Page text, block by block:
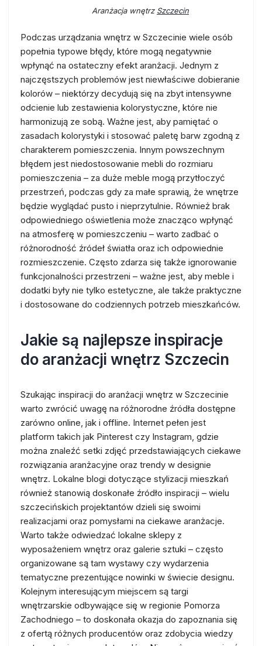
Aranżacja wnętrz Szczecin
Podczas urządzania wnętrz w Szczecinie wiele osób
popełnia typowe błędy, które mogą negatywnie
wpłynąć na ostateczny efekt aranżacji. Jednym z
najczęstszych problemów jest niewłaściwe dobieranie
kolorów – niektórzy decydują się na zbyt intensywne
odcienie lub zestawienia kolorystyczne, które nie
harmonizują ze sobą. Ważne jest, aby pamiętać o
zasadach kolorystyki i stosować paletę barw zgodną z
charakterem pomieszczenia. Innym powszechnym
błędem jest niedostosowanie mebli do rozmiaru
pomieszczenia – za duże meble mogą przytłoczyć
przestrzeń, podczas gdy za małe sprawią, że wnętrze
będzie wyglądać pusto i nieprzytulnie. Również brak
odpowiedniego oświetlenia może znacząco wpłynąć
na atmosferę w pomieszczeniu – warto zadbać o
różnorodność źródeł światła oraz ich odpowiednie
rozmieszczenie. Często zdarza się także ignorowanie
funkcjonalności przestrzeni – ważne jest, aby meble i
dodatki były nie tylko estetyczne, ale także praktyczne
i dostosowane do codziennych potrzeb mieszkańców.
Jakie są najlepsze inspiracje
do aranżacji wnętrz Szczecin
Szukając inspiracji do aranżacji wnętrz w Szczecinie
warto zwrócić uwagę na różnorodne źródła dostępne
zarówno online, jak i offline. Internet pełen jest
platform takich jak Pinterest czy Instagram, gdzie
można znaleźć setki zdjęć przedstawiających ciekawe
rozwiązania aranżacyjne oraz trendy w designie
wnętrz. Lokalne blogi dotyczące stylizacji mieszkań
również stanowią doskonałe źródło inspiracji – wielu
szczecińskich projektantów dzieli się swoimi
realizacjami oraz pomysłami na ciekawe aranżacje.
Warto także odwiedzać lokalne sklepy z
wyposażeniem wnętrz oraz galerie sztuki – często
organizowane są tam wystawy czy wydarzenia
tematyczne prezentujące nowinki w świecie designu.
Kolejnym interesującym miejscem są targi
wnętrzarskie odbywające się w regionie Pomorza
Zachodniego – to doskonała okazja do zapoznania się
z ofertą różnych producentów oraz zdobycia wiedzy